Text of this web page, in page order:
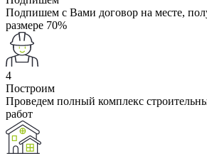
Подпишем с Вами договор на месте,
размере 70%
4
Построим
Проведем полный комплекс
работ